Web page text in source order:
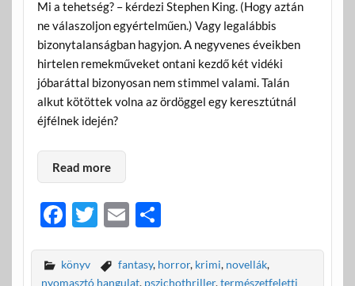
Mi a tehetség? – kérdezi Stephen King. (Hogy aztán
ne válaszoljon egyértelműen.) Vagy legalábbis
bizonytalanságban hagyjon. A negyvenes éveikben
hirtelen remekműveket ontani kezdő két vidéki
jóbaráttal bizonyosan nem stimmel valami. Talán
alkut kötöttek volna az ördöggel egy keresztútnál
éjfélnek idején?
Read more
F
e
T
itt
E
ail
O
za
könyv fantasy, horror, krimi, novellák,
nyomasztó hangulat, pszichothriller,természetfeletti